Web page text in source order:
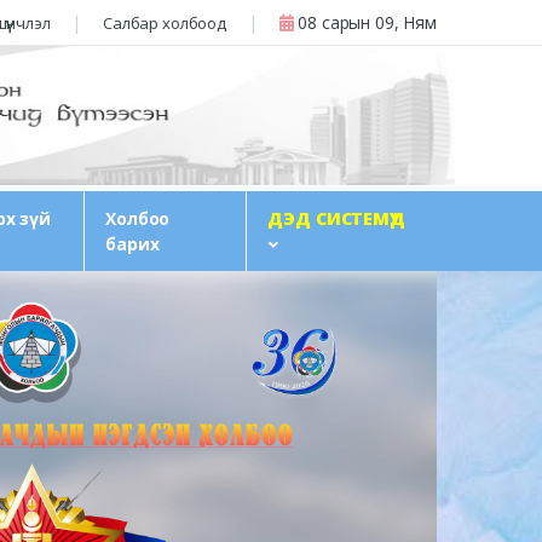
Салбар холбоод 08 сарын 09, Ням
зүй
Холбоо
барих
ДЭД СИСТЕМҮҮД